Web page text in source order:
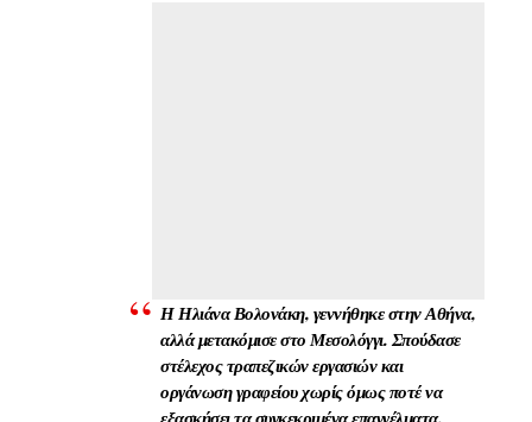
Η Ηλιάνα Βολονάκη, γεννήθηκε στην Αθήνα,
αλλά μετακόμισε στο Μεσολόγγι. Σπούδασε
στέλεχος τραπεζικών εργασιών και
οργάνωση γραφείου χωρίς όμως ποτέ να
εξασκήσει τα συγκεκριμένα επαγγέλματα.